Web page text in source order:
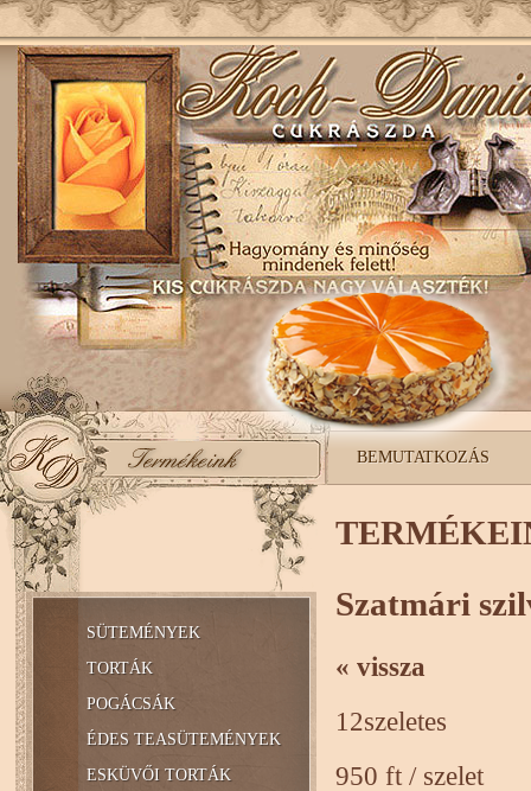
BEMUTATKOZÁS
SÜTEMÉNYEK
TORTÁK
POGÁCSÁK
ÉDES TEASÜTEMÉNYEK
ESKÜVŐI TORTÁK
Szatmári
« vissza
12szeletes
950 ft / szelet